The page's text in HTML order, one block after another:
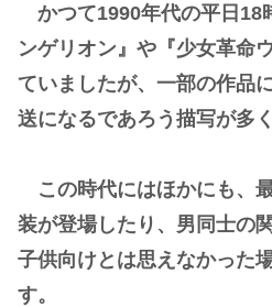
かつて1990年代の平日18
ンゲリオン』や『少女革命
ていましたが、一部の作品
送になるであろう描写が多
この時代にはほかにも、
装が登場したり、男同士の
子供向けとは思えなかった
す。